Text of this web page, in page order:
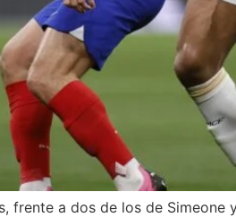
frente a dos de los de Simeone